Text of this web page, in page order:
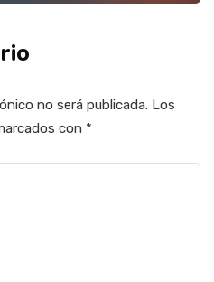
no será publicada. Los
con *